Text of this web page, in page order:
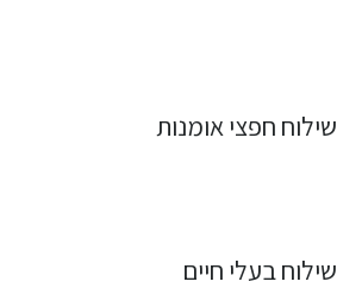
שילוח חפצי אומנות
שילוח בעלי חיים